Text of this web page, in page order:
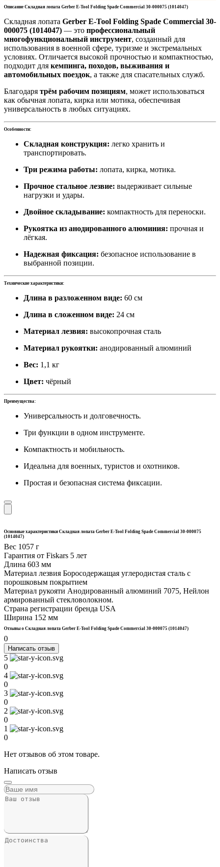
Описание Складная лопата Gerber E-Tool Folding Spade Commercial 30-000075 (1014047)
Складная лопата Gerber E-Tool Folding Spade Commercial 30-
000075 (1014047) — это профессиональный
многофункциональный инструмент, созданный для
использования в военной сфере, туризме и экстремальных
условиях. Отличается высокой прочностью и компактностью,
подходит для кемпинга, походов, выживания и
автомобильных поездок, а также для спасательных служб.
Благодаря трём рабочим позициям, может использоваться
как обычная лопата, кирка или мотика, обеспечивая
универсальность в любых ситуациях.
Особенности:
Складная конструкция: легко хранить и
транспортировать.
Три режима работы: лопата, кирка, мотика.
Прочное стальное лезвие: выдерживает сильные
нагрузки и удары.
Двойное складывание: компактность для переноски.
Рукоятка из анодированного алюминия: прочная и
лёгкая.
Надежная фиксация: безопасное использование в
выбранной позиции.
Технические характеристики:
Длина в разложенном виде: 60 см
Длина в сложенном виде: 24 см
Материал лезвия: высокопрочная сталь
Материал рукоятки: анодированный алюминий
Вес: 1,1 кг
Цвет: чёрный
Преимущества:
Универсальность и долговечность.
Три функции в одном инструменте.
Компактность и мобильность.
Идеальна для военных, туристов и охотников.
Простая и безопасная система фиксации.
Основные характеристики Складная лопата Gerber E-Tool Folding Spade Commercial 30-000075
(1014047)
Вес 1057 г
Гарантия от Fiskars 5 лет
Длина 603 мм
Материал лезвия Боросодержащая углеродистая сталь с
порошковым покрытием
Материал рукояти Анодированный алюминий 7075, Нейлон
армированный стекловолокном.
Страна регистрации бренда USA
Ширина 152 мм
Отзывы о Складная лопата Gerber E-Tool Folding Spade Commercial 30-000075 (1014047)
0
Написать отзыв
5
0
4
0
3
0
2
0
1
0
Нет отзывов об этом товаре.
Написать отзыв